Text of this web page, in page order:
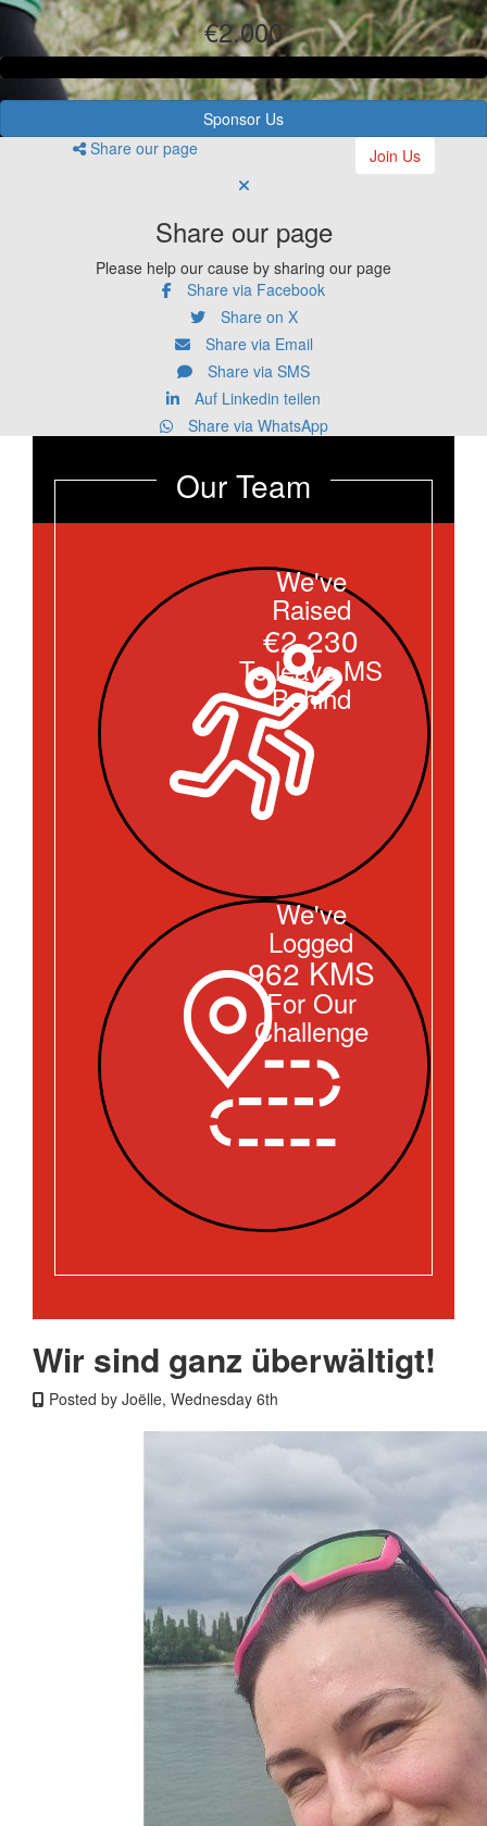
€2.000
Sponsor Us
Share our page
Join Us
Share our page
Please help our cause by sharing our page
Share via Facebook
Share on X
Share via Email
Share via SMS
Auf Linkedin teilen
Share via WhatsApp
Our Team
We've
Raised
€2.230
To leave MS
Behind
We've
Logged
962 KMS
For Our
Challenge
Wir sind ganz überwältigt!
Posted by Joëlle, Wednesday 6th